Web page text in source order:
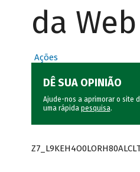
da Web
Ações
DÊ SUA OPINIÃO
Ajude-nos a aprimorar o site
uma rápida pesquisa.